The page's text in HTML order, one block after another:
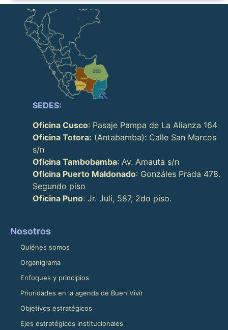
SEDES:
Oficina Cusco: Pasaje Pampa de La Alianza 164
Oficina Totora: (Antabamba): Calle San Marcos
s/n
Oficina Tambobamba: Av. Amauta s/n
Oficina Puerto Maldonado: Gonzáles Prada 478.
Segundo piso
Oficina Puno: Jr. Juli, 587, 2do piso.
Nosotros
Quiénes somos
Organigrama
Enfoques y principios
Prioridades en la agenda de Buen Vivir
Objetivos estratégicos
Ejes estratégicos institucionales